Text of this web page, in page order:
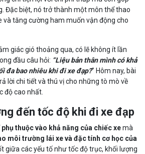
Đặc biệt, nó trở thành một môn thể thao
và tăng cường ham muốn vận động cho
giác gió thoảng qua, có lẽ không ít lần
đầu câu hỏi: “Liệu bản thân mình có khả
đa bao nhiêu khi đi xe đạp?” Hôm nay, bài
lời chi tiết và thú vị cho những tò mò về
độ cao nhất.
đến tốc độ khi đi xe đạp
phụ thuộc vào khả năng của chiếc xemà
môi trường lái xe và đặc tính cơ học của
giữa các yếu tố như tốc độ trục, khối lượng